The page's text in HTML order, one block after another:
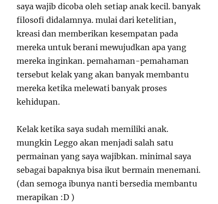
saya wajib dicoba oleh setiap anak kecil. banyak
filosofi didalamnya. mulai dari ketelitian,
kreasi dan memberikan kesempatan pada
mereka untuk berani mewujudkan apa yang
mereka inginkan. pemahaman-pemahaman
tersebut kelak yang akan banyak membantu
mereka ketika melewati banyak proses
kehidupan.
Kelak ketika saya sudah memiliki anak.
mungkin Leggo akan menjadi salah satu
permainan yang saya wajibkan. minimal saya
sebagai bapaknya bisa ikut bermain menemani.
(dan semoga ibunya nanti bersedia membantu
merapikan :D )